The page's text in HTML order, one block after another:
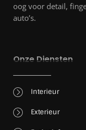
oog voor detail,
auto’s.
Onze Diensten
Interieur
Exterieur